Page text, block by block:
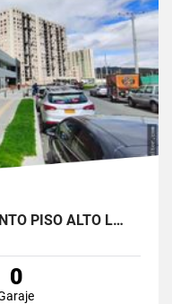
PISO ALTO L…
0